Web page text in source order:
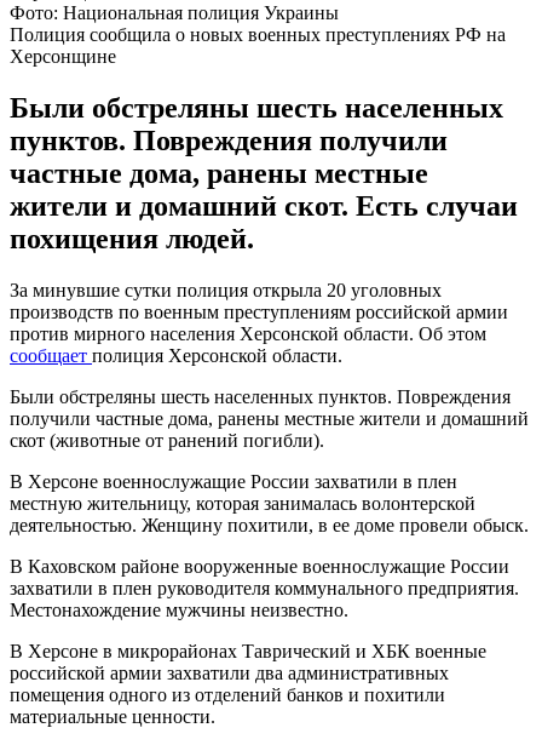
Фото: Национальная полиция Украины
Полиция сообщила о новых военных преступлениях РФ на
Херсонщине
Были обстреляны шесть населенных
пунктов. Повреждения получили
частные дома, ранены местные
жители и домашний скот. Есть случаи
похищения людей.
За минувшие сутки полиция открыла 20 уголовных
производств по военным преступлениям российской армии
против мирного населения Херсонской области. Об этом
сообщает полиция Херсонской области.
Были обстреляны шесть населенных пунктов. Повреждения
получили частные дома, ранены местные жители и домашний
скот (животные от ранений погибли).
В Херсоне военнослужащие России захватили в плен
местную жительницу, которая занималась волонтерской
деятельностью. Женщину похитили, в ее доме провели обыск.
В Каховском районе вооруженные военнослужащие России
захватили в плен руководителя коммунального предприятия.
Местонахождение мужчины неизвестно.
В Херсоне в микрорайонах Таврический и ХБК военные
российской армии захватили два административных
помещения одного из отделений банков и похитили
материальные ценности.